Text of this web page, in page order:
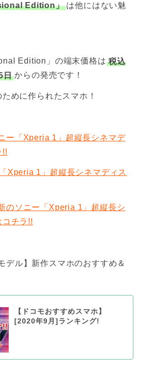
Edition」 は他にはない魅
Edition」の端末価格は 税込
日 からの発売です！
ために作られたスマホ！
ー「Xperia 1」超縦長シネマデ
!!
Xperia 1」超縦長シネマディス
のソニー「Xperia 1」超縦長シ
チラ!!
デル】新作スマホのおすすめ＆
【ドコモおすすめスマホ】
[2020年9月]ランキング!